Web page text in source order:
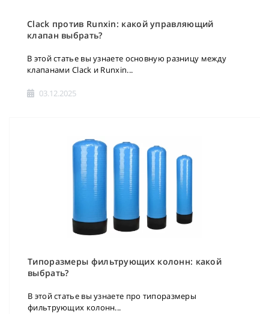
Clack против Runxin: какой управляющий
клапан выбрать?
В этой статье вы узнаете основную разницу между
клапанами Clack и Runxin...
03.12.2025
Типоразмеры фильтрующих колонн: какой
выбрать?
В этой статье вы узнаете про типоразмеры
фильтрующих колонн...